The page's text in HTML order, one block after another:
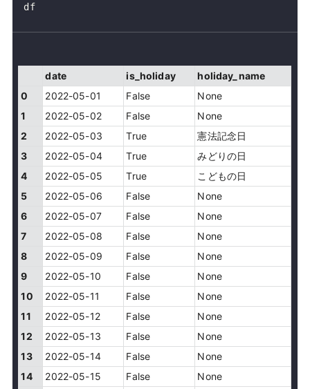
df
date is_holiday
holiday_name
0
2022-05-01 False
None
1
2022-05-02 False
None
2
2022-05-03 True
憲法記念日
3
2022-05-04 True
みどりの日
4
2022-05-05 True
こどもの日
5
2022-05-06 False
None
6
2022-05-07 False
None
7
2022-05-08 False
None
8
2022-05-09 False
None
9
2022-05-10 False
None
10
2022-05-11 False
None
11
2022-05-12 False
None
12
2022-05-13 False
None
13
2022-05-14 False
None
14
2022-05-15 False
None